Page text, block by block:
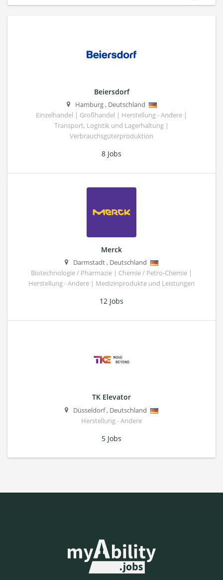
Beiersdorf
Hamburg, Deutschland
Einzelhandel | Großhandel | Herstellung - Andere |
Transport, Logistik und Lagerhaltung |
Verbrauchsgüterproduktion
8 Jobs
Merck
Darmstadt, Deutschland
Biotechnologie / Pharmazie | Chemie / Petro-Chemie |
Herstellung - Andere | Medizinprodukte und Leistungen
12 Jobs
TK Elevator
Düsseldorf, Deutschland
Herstellung - Andere
5 Jobs